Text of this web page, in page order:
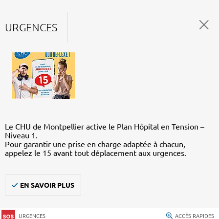
URGENCES
Le CHU de Montpellier active le Plan Hôpital en Tension –
Niveau 1.
Pour garantir une prise en charge adaptée à chacun,
appelez le 15 avant tout déplacement aux urgences.
EN SAVOIR PLUS
URGENCES ACCÈS RAPIDES